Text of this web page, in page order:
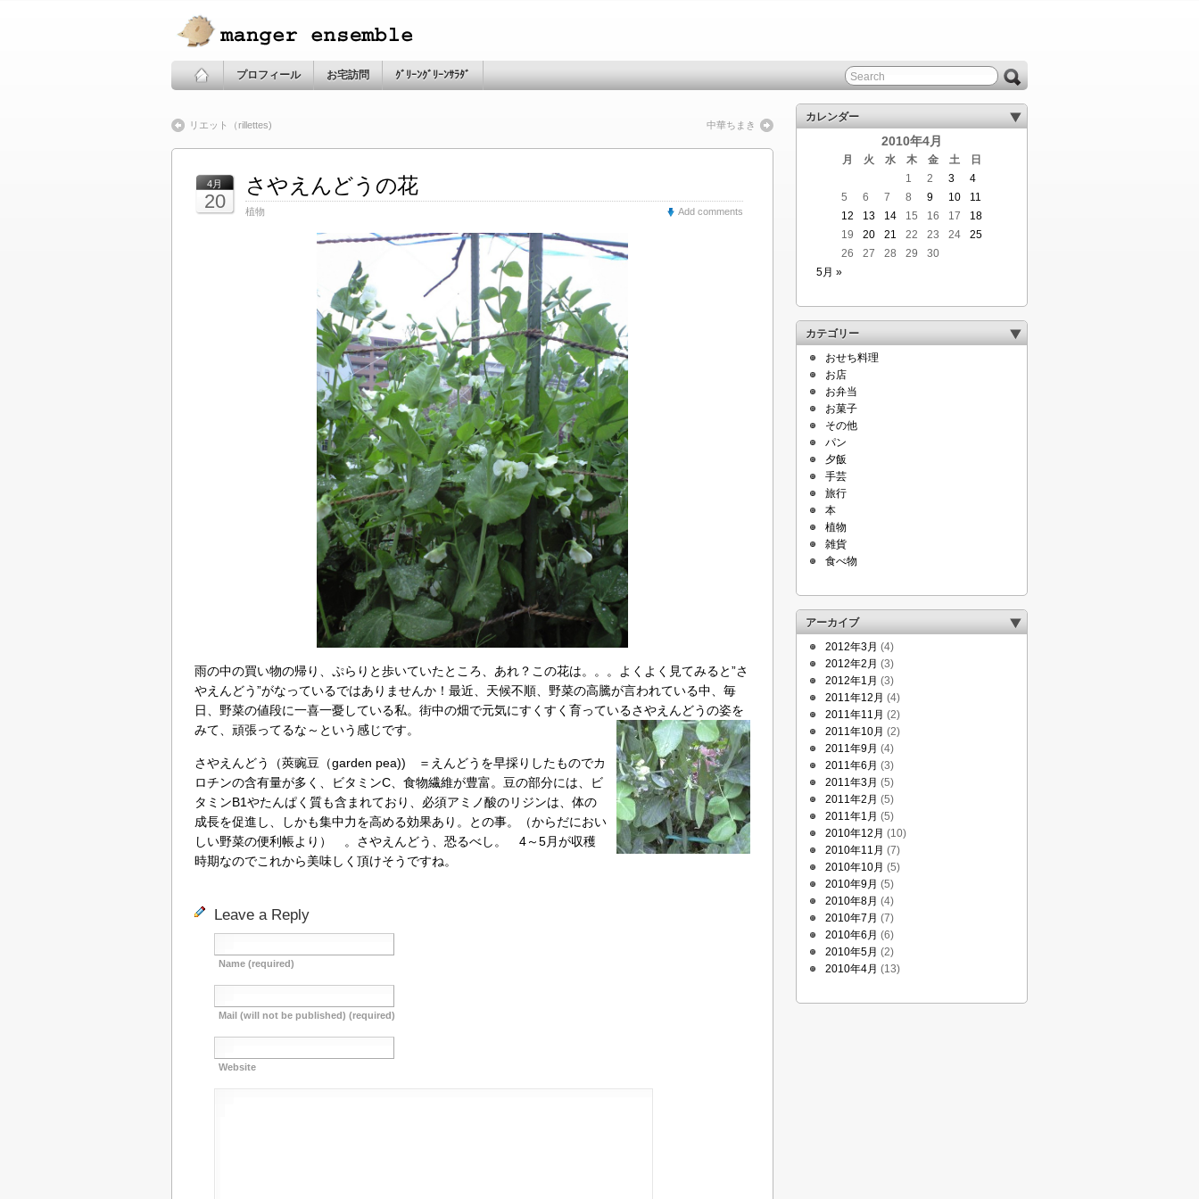
プロフィール お宅訪問 ｸﾞﾘｰﾝｸﾞﾘｰﾝｻﾗﾀﾞ
リエット（rillettes) 中華ちまき
4月
20
さやえんどうの花
植物 Add comments
雨の中の買い物の帰り、ぷらりと歩いていたところ、あれ？この花は。。。よくよく見てみると”さ
やえんどう”がなっているではありませんか！最近、天候不順、野菜の高騰が言われている中、毎
日、野菜の値段に一喜一憂している私。街中の畑で元気にすくすく育っているさやえんどうの姿を
みて、頑張ってるな～という感じです。
さやえんどう（莢豌豆（garden pea)) ＝えんどうを早採りしたものでカ
ロチンの含有量が多く、ビタミンC、食物繊維が豊富。豆の部分には、ビ
タミンB1やたんぱく質も含まれており、必須アミノ酸のリジンは、体の
成長を促進し、しかも集中力を高める効果あり。との事。（からだにおい
しい野菜の便利帳より） 。さやえんどう、恐るべし。 4～5月が収穫
時期なのでこれから美味しく頂けそうですね。
Leave a Reply
Name (required)
Mail (will not be published) (required)
Website
カレンダー
2010年4月
月 火 水 木 金 土
日
1
2 3
4
5
6 7 8 9 10
11
12
13 14 15 16 17
18
19
20 21 22 23 24
25
26
27 28 29
30
5月 »
カテゴリー
おせち料理
お店
お弁当
お菓子
その他
パン
夕飯
手芸
旅行
本
植物
雑貨
食べ物
アーカイブ
2012年3月 (4)
2012年2月 (3)
2012年1月 (3)
2011年12月 (4)
2011年11月 (2)
2011年10月 (2)
2011年9月 (4)
2011年6月 (3)
2011年3月 (5)
2011年2月 (5)
2011年1月 (5)
2010年12月 (10)
2010年11月 (7)
2010年10月 (5)
2010年9月 (5)
2010年8月 (4)
2010年7月 (7)
2010年6月 (6)
2010年5月 (2)
2010年4月 (13)